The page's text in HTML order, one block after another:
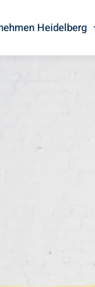
Heidelberg